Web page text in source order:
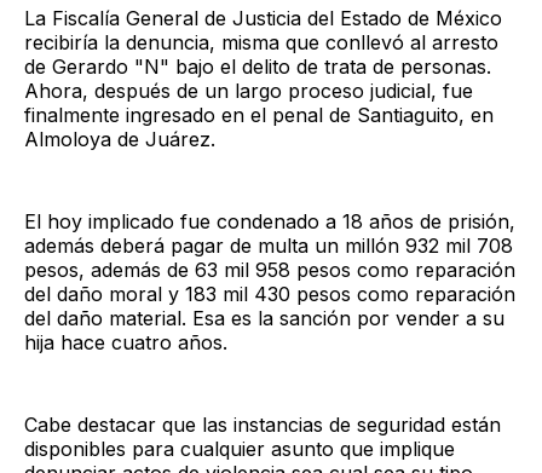
La Fiscalía General de Justicia del Estado de México
recibiría la denuncia, misma que conllevó al arresto
de Gerardo "N" bajo el delito de trata de personas.
Ahora, después de un largo proceso judicial, fue
finalmente ingresado en el penal de Santiaguito, en
Almoloya de Juárez.
El hoy implicado fue condenado a 18 años de prisión,
además deberá pagar de multa un millón 932 mil 708
pesos, además de 63 mil 958 pesos como reparación
del daño moral y 183 mil 430 pesos como reparación
del daño material. Esa es la sanción por vender a su
hija hace cuatro años.
Cabe destacar que las instancias de seguridad están
disponibles para cualquier asunto que implique